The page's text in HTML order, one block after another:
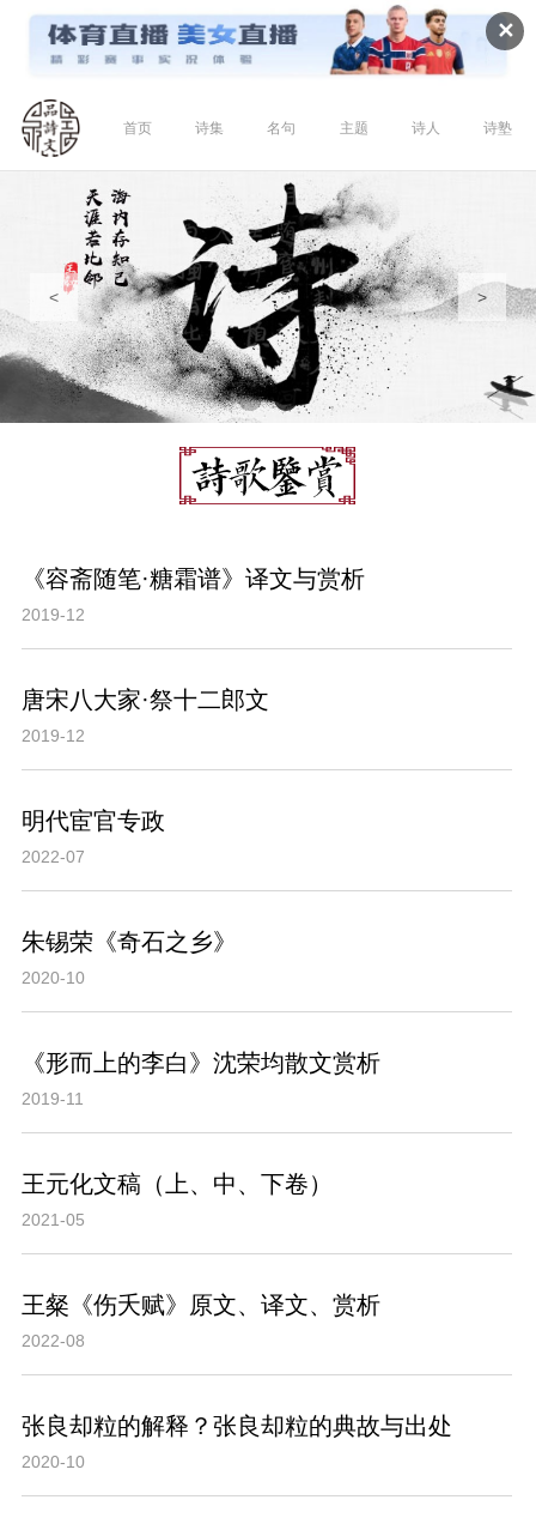
✕
首页 诗集 名句 主题 诗人 诗塾
< >
《容斋随笔·糖霜谱》译文与赏析
2019-12
唐宋八大家·祭十二郎文
2019-12
明代宦官专政
2022-07
朱锡荣《奇石之乡》
2020-10
《形而上的李白》沈荣均散文赏析
2019-11
王元化文稿（上、中、下卷）
2021-05
王粲《伤夭赋》原文、译文、赏析
2022-08
张良却粒的解释？张良却粒的典故与出处
2020-10